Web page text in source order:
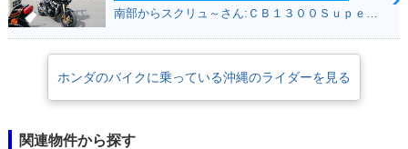
南部からスクリュ～さん:ＣＢ１３００Ｓｕｐｅｒ Ｆｏｕｒ(ホンダ)
ホンダのバイクに乗っている沖縄のライダーを見る
関連物件から探す